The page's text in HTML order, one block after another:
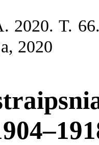
2020. T.
2020